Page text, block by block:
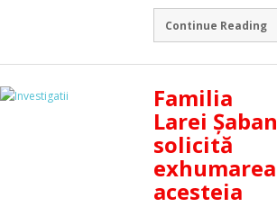
Continue Reading
Familia
Larei Şaban
solicită
exhumarea
acesteia